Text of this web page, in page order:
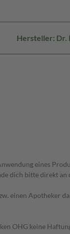
Hersteller: Dr.
eines
dich bitte direkt an
einen Apotheker
OHG keine